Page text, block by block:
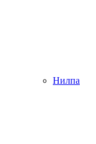
Нилпа